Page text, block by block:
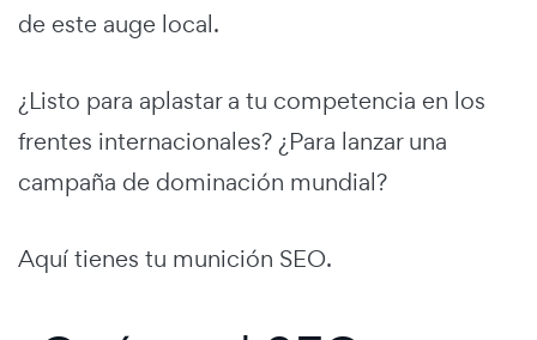
de este auge local.
¿Listo para aplastar a tu competencia en los
frentes internacionales? ¿Para lanzar una
campaña de dominación mundial?
Aquí tienes tu munición SEO.